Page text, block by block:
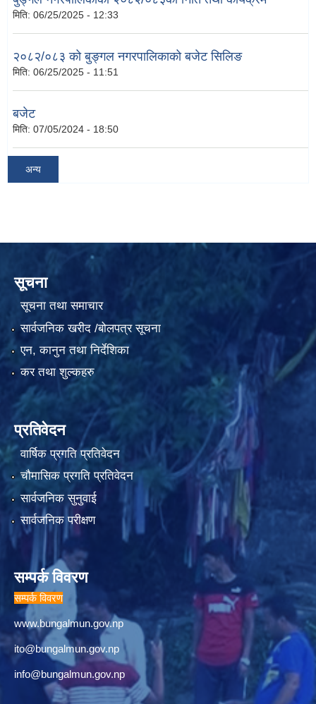
मिति: 06/25/2025 - 12:33
२०८२/०८३ को बुङ्गल नगरपालिकाको बजेट सिलिङ
मिति: 06/25/2025 - 11:51
बजेट
मिति: 07/05/2024 - 18:50
अन्य
सूचना
सूचना तथा समाचार
सार्वजनिक खरीद /बोलपत्र सूचना
एन, कानुन तथा निर्देशिका
कर तथा शुल्कहरु
प्रतिवेदन
वार्षिक प्रगति प्रतिवेदन
चौमासिक प्रगति प्रतिवेदन
सार्वजनिक सुनुवाई
सार्वजनिक परीक्षण
सम्पर्क विवरण
सम्पर्क विवरण
www.bungalmun.gov.np
ito@bungalmun.gov.np
info@bungalmun.gov.np